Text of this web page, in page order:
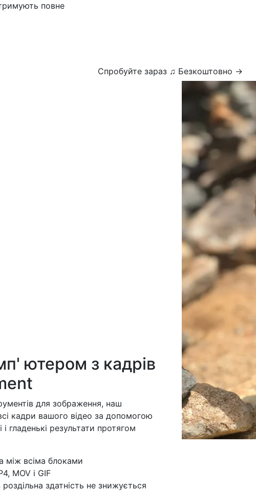
повне
Спробуйте зараз ♫ Безкоштовно →
ютером з кадрів
для зображення, наш
кадри вашого відео за допомогою
гладенькі результати протягом
між всіма блоками
MOV і GIF
здатність не знижується